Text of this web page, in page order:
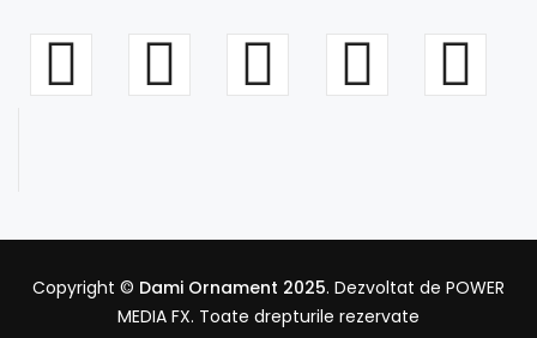
Copyright © Dami Ornament 2025. Dezvoltat de POWER
MEDIA FX. Toate drepturile rezervate